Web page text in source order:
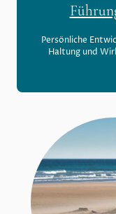
Persönliche
Haltung und